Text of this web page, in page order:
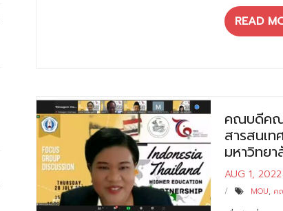
READ
คณบดีคณ
สารสนเท
มหาวิทยา
AUG 1, 2022
MOU, ค